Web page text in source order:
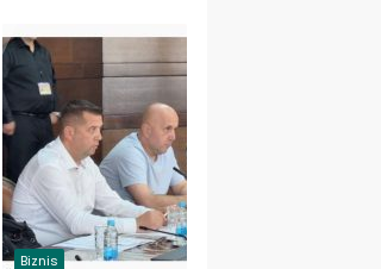
prema Šapcu
(FOTO)
Biznis